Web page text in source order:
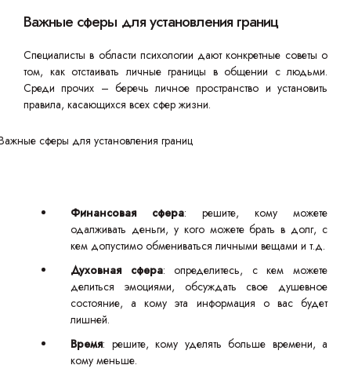
Важные сферы для установления границ
Специалисты в области психологии дают конкретные советы о
том, как отстаивать личные границы в общении с людьми.
Среди прочих – беречь личное пространство и установить
правила, касающихся всех сфер жизни.
Финансовая сфера: решите, кому можете
одалживать деньги, у кого можете брать в долг, с
кем допустимо обмениваться личными вещами и т.д.
Духовная сфера: определитесь, с кем можете
делиться эмоциями, обсуждать свое душевное
состояние, а кому эта информация о вас будет
лишней.
Время: решите, кому уделять больше времени, а
кому меньше.